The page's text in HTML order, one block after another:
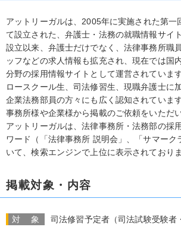
アットリーガルは、2005年に実施された第一
て設立された、弁護士・法務の就職情報サイト
設立以来、弁護士だけでなく、法律事務所職
ッフなどの求人情報も拡充され、現在では国
分野の採用情報サイトとして運営されています
ロースクール生、司法修習生、現職弁護士に
企業法務部員の方々にも広く認知されていま
事務所様や企業様から掲載のご依頼をいただ
アットリーガルは、法律事務所・法務部の採
ワード（「法律事務所 説明会」、「サマーク
いて、検索エンジンで上位に表示されておりま
掲載対象・内容
対 象
司法修習予定者（司法試験受験者